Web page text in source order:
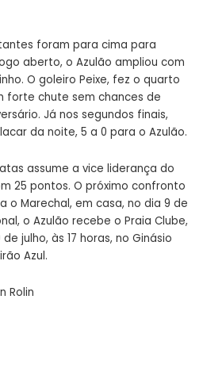
foram para cima para
aberto, o Azulão ampliou com
O goleiro Peixe, fez o quarto
forte chute sem chances de
Já nos segundos finais,
da noite, 5 a 0 para o Azulão.
assume a vice liderança do
25 pontos. O próximo confronto
o Marechal, em casa, no dia 9 de
o Azulão recebe o Praia Clube,
julho, às 17 horas, no Ginásio
Azul.
Rolin